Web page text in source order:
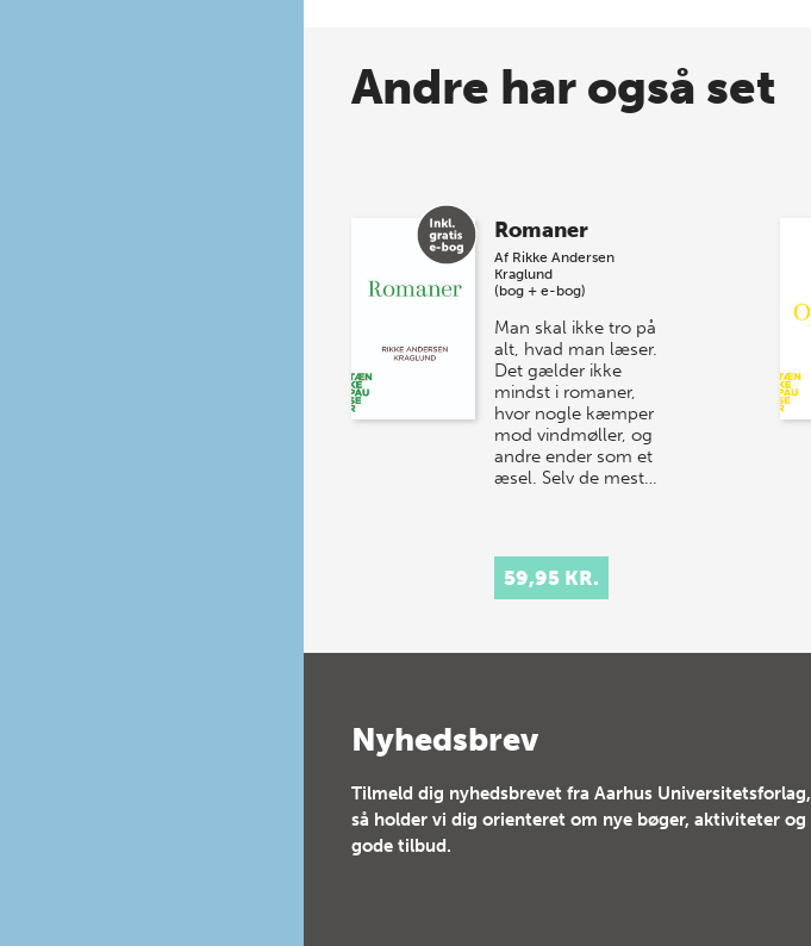
Andre har også set
Romaner
Af Rikke Andersen
Kraglund
(bog + e-bog)
Man skal ikke tro på
alt, hvad man læser.
Det gælder ikke
mindst i romaner,
hvor nogle kæmper
mod vindmøller, og
andre ender som et
æsel. Selv de mest…
59,95 KR.
Nyhedsbrev
Tilmeld dig nyhedsbrevet fra Aarhus Universitetsforlag,
så holder vi dig orienteret om nye bøger, aktiviteter og
gode tilbud.